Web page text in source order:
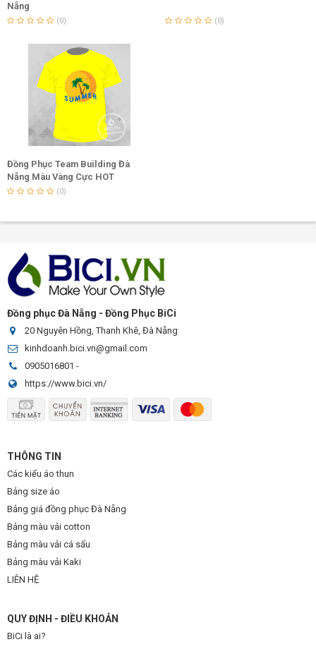
Nẵng
(0) (0)
Đồng Phục Team Building Đà
Nẵng Màu Vàng Cực HOT
(0)
Đồng phục Đà Nẵng - Đồng Phục BiCi
20 Nguyên Hồng, Thanh Khê, Đà Nẵng
kinhdoanh.bici.vn@gmail.com
0905016801 -
https://www.bici.vn/
THÔNG TIN
Các kiểu áo thun
Bảng size áo
Bảng giá đồng phục Đà Nẵng
Bảng màu vải cotton
Bảng màu vải cá sấu
Bảng màu vải Kaki
LIÊN HỆ
QUY ĐỊNH - ĐIỀU KHOẢN
BiCi là ai?